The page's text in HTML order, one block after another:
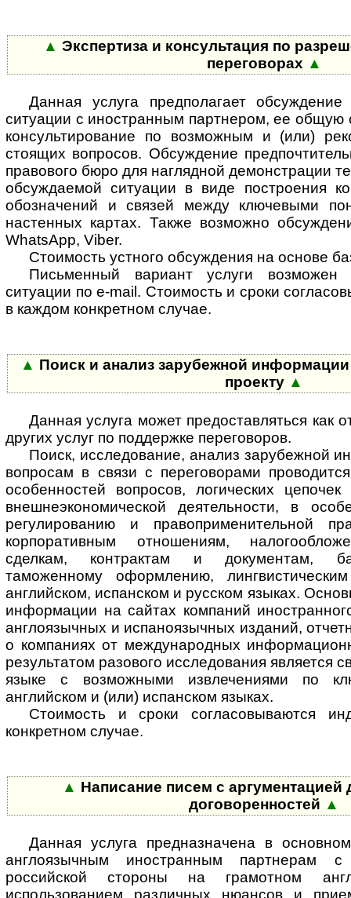
▲ Экспертиза и консультация по
переговорах ▲
Данная услуга предполагает
ситуации с иностранным партнером, ее общую
консультирование по возможным и (или)
стоящих вопросов. Обсуждение
правового бюро для наглядной демонстрации
обсуждаемой ситуации в виде построения
обозначений и связей между ключевыми
настенных картах. Также возможно
WhatsApp, Viber.
Стоимость устного обсуждения на основе
Письменный вариант услуги
ситуации по e-mail. Стоимость и сроки
в каждом конкретном случае.
▲ Поиск и анализ зарубежной информации
проекту ▲
Данная услуга может предоставляться как
других услуг по поддержке переговоров.
Поиск, исследование, анализ зарубежной
вопросам в связи с переговорами
особенностей вопросов, логических
внешнеэкономической деятельности, в
регулированию и правоприменительной
корпоративным отношениям,
сделкам, контрактам и документам,
таможенному оформлению,
английском, испанском и русском языках.
информации на сайтах компаний
англоязычных и испаноязычных изданий,
о компаниях от международных
результатом разового исследования является
языке с возможными извлечениями по
английском и (или) испанском языках.
Стоимость и сроки согласовываются
конкретном случае.
▲ Написание писем с аргументацией
договоренностей ▲
Данная услуга предназначена в
англоязычным иностранным партнерам
российской стороны на грамотном
использованием различных нюансов и